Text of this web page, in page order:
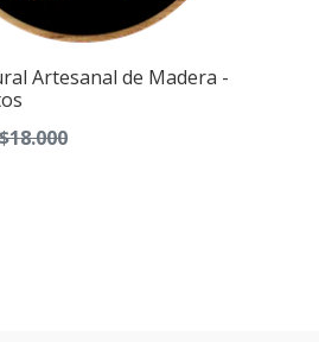
Artesanal de Madera -